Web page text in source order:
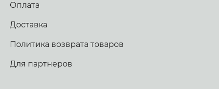
Оплата
Доставка
Политика возврата товаров
Для партнеров